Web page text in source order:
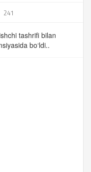
241
tashrifi bilan
bo‘ldi..